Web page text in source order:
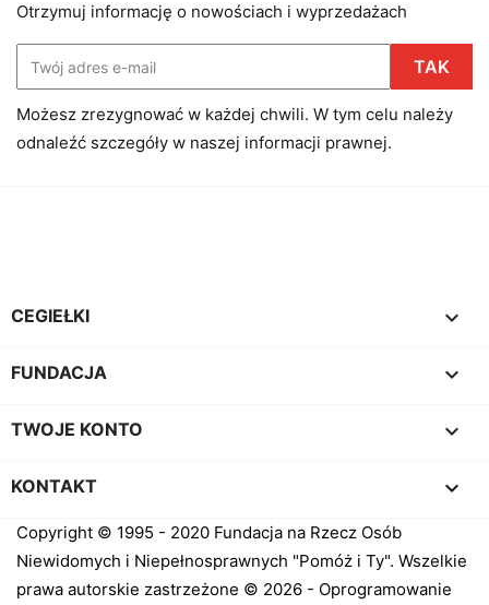
Otrzymuj informację o nowościach i wyprzedażach
Możesz zrezygnować w każdej chwili. W tym celu należy
odnaleźć szczegóły w naszej informacji prawnej.
CEGIEŁKI 
FUNDACJA 
TWOJE KONTO 
KONTAKT keyboard_arrow_down
Copyright © 1995 - 2020 Fundacja na Rzecz Osób
Niewidomych i Niepełnosprawnych "Pomóż i Ty". Wszelkie
prawa autorskie zastrzeżone © 2026 - Oprogramowanie